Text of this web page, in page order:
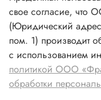
О магазине
Клиентам
Информация
свое согласие, что
(Юридический
пом. 1) производит
с использованием
политикой ООО
обработки